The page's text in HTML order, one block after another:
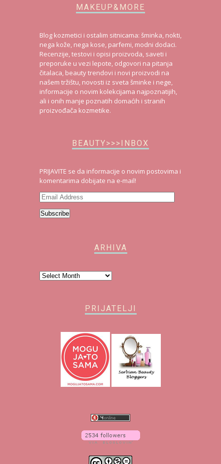
MAKEUP&MORE
Blog kozmetici i ostalim sitnicama: šminka, nokti,
nega kože, nega kose, parfemi, modni dodaci.
Recenzije, testovi i opisi proizvoda, saveti i
preporuke u vezi lepote, odgovori na pitanja
čitalaca, beauty trendovi i novi proizvodi na
našem tržištu, novosti iz sveta šminke i nege,
informacije o novim kolekcijama najpoznatijih,
ali i onih manje poznatih domaćih i stranih
proizvođača kozmetike.
BEAUTY>>>INBOX
PRIJAVITE se da informacije o novim postovima i
komentarima dobijate na e-mail!
Email
Address
Subscribe
ARHIVA
Arhiva
PRIJATELJI